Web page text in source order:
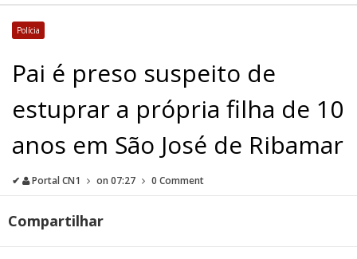
Polícia
Pai é preso suspeito de
estuprar a própria filha de 10
anos em São José de Ribamar
✔ Portal CN1 on 07:27 0 Comment
Compartilhar